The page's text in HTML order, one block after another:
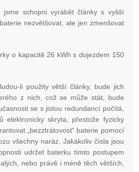
schopni vyrábět články s vyšší
nezvětšovat, ale jen zmenšovat
o kapacitě 26 kWh s dojezdem 150
li použity větší články, bude jich
z nich, což se může stát, bude
se s jistou redundancí počítá,
elektronicky skryta, přestože fyzicky
„bezztrátovost“ baterie pomocí
všechny naráz. Jakákoliv čísla jsou
udržet baterku tímto postupem
nebo právě i méně těch větších,